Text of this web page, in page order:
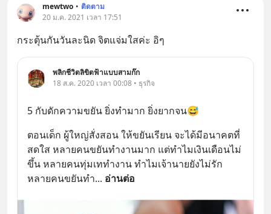
mewtwo • ติดตาม
20 ม.ค. 2021 เวลา 17:51
กระตุ้นกันวันละนิด จิตแจ่มใสค่ะ อิๆ
พลิกชีวิตลิขิตฟ้าแบบสามก๊ก
18 ส.ค. 2020 เวลา 00:08 • ธุรกิจ
5 กับดักความขยัน ยิ่งทำมาก ยิ่งยากจน😅
ตอนเด็ก ผู้ใหญ่สั่งสอน ให้ขยันเรียน จะได้มีอนาคตที่
สดใส หลายคนขยันทำงานมาก แต่ทำไมเงินเดือนไม่
ขึ้น หลายคนทุ่มเททำงาน ทำไมเจ้านายยังไม่รัก
หลายคนขยันทำ... อ่านต่อ